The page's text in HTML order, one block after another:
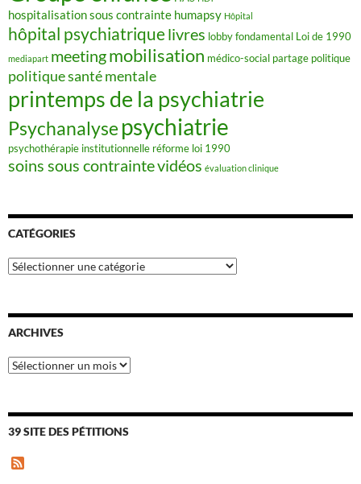
hospitalisation sous contrainte humapsy Hôpital
hôpital psychiatriquelivres lobby fondamental Loi de 1990
mediapart meetingmobilisation médico-social partage politique
politique santé mentale
printemps de la psychiatrie
Psychanalyse psychiatrie
psychothérapie institutionnelle réforme loi 1990
soins sous contraintevidéos évaluation clinique
CATÉGORIES
Catégories
ARCHIVES
Archives
39 SITE DES PÉTITIONS